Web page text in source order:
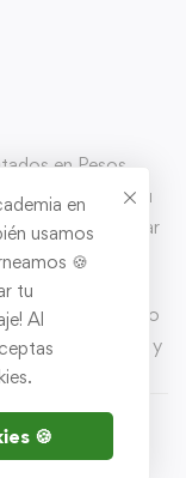
en Pesos
solicitar tu
al completar
tarjeas de crédito
$1,500.00 MXN y
MXN
en
usamos
🍪
tu
Al
🍪